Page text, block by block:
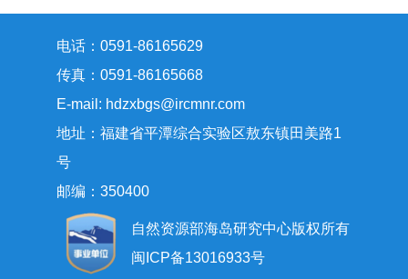
电话：0591-86165629
传真：0591-86165668
E-mail: hdzxbgs@ircmnr.com
地址：福建省平潭综合实验区敖东镇田美路1
号
邮编：350400
自然资源部海岛研究中心版权所有
闽ICP备13016933号